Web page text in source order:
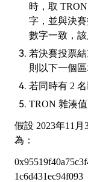
時，取
字，並與決
數字一致，該
若決賽投票
則以下一個區
若同時有 2
TRON 雜湊值
假設 2023年1 1 月
為：
1c6d431ec94f093